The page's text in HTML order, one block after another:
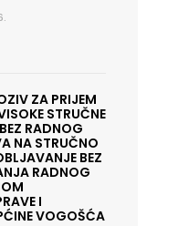
ZA PRIJEM
STRUČNE
RADNOG
NA STRUČNO
BEZ
RADNOG
I
VOGOŠĆA